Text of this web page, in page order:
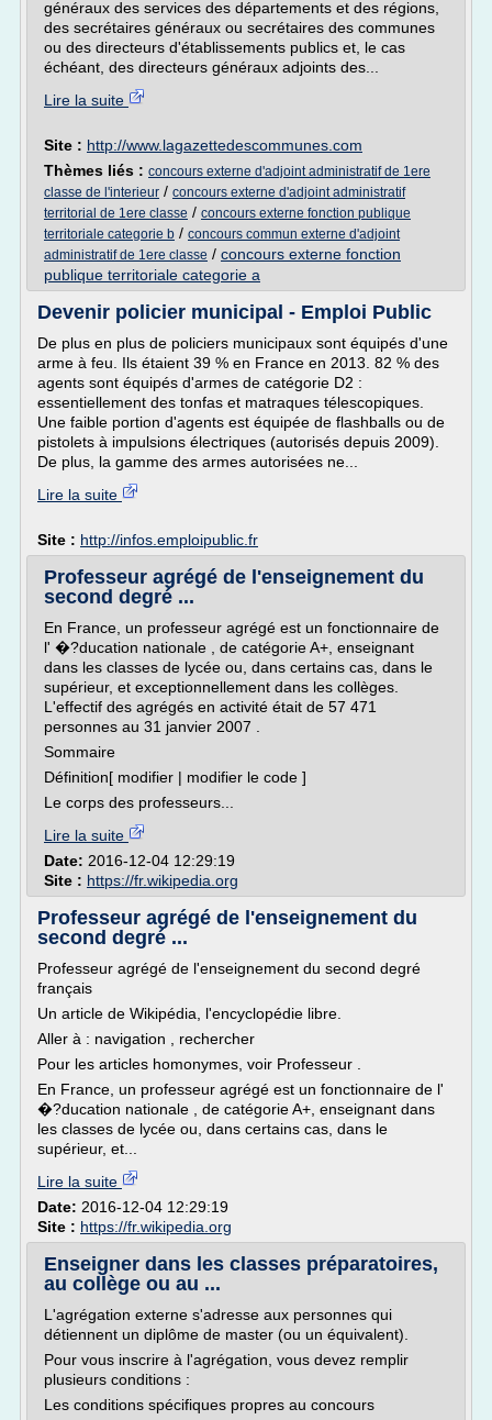
généraux des services des départements et des régions,
des secrétaires généraux ou secrétaires des communes
ou des directeurs d'établissements publics et, le cas
échéant, des directeurs généraux adjoints des...
Lire la suite
Site : http://www.lagazettedescommunes.com
Thèmes liés : concours externe d'adjoint administratif de 1ere
classe de l'interieur / concours externe d'adjoint administratif
territorial de 1ere classe / concours externe fonction publique
territoriale categorie b / concours commun externe d'adjoint
administratif de 1ere classe / concours externe fonction
publique territoriale categorie a
Devenir policier municipal - Emploi Public
De plus en plus de policiers municipaux sont équipés d'une
arme à feu. Ils étaient 39 % en France en 2013. 82 % des
agents sont équipés d'armes de catégorie D2 :
essentiellement des tonfas et matraques télescopiques.
Une faible portion d'agents est équipée de flashballs ou de
pistolets à impulsions électriques (autorisés depuis 2009).
De plus, la gamme des armes autorisées ne...
Lire la suite
Site : http://infos.emploipublic.fr
Professeur agrégé de l'enseignement du
second degré ...
En France, un professeur agrégé est un fonctionnaire de
l' �?ducation nationale , de catégorie A+, enseignant
dans les classes de lycée ou, dans certains cas, dans le
supérieur, et exceptionnellement dans les collèges.
L'effectif des agrégés en activité était de 57 471
personnes au 31 janvier 2007 .
Sommaire
Définition[ modifier | modifier le code ]
Le corps des professeurs...
Lire la suite
Date: 2016-12-04 12:29:19
Site : https://fr.wikipedia.org
Professeur agrégé de l'enseignement du
second degré ...
Professeur agrégé de l'enseignement du second degré
français
Un article de Wikipédia, l'encyclopédie libre.
Aller à : navigation , rechercher
Pour les articles homonymes, voir Professeur .
En France, un professeur agrégé est un fonctionnaire de l'
�?ducation nationale , de catégorie A+, enseignant dans
les classes de lycée ou, dans certains cas, dans le
supérieur, et...
Lire la suite
Date: 2016-12-04 12:29:19
Site : https://fr.wikipedia.org
Enseigner dans les classes préparatoires,
au collège ou au ...
L'agrégation externe s'adresse aux personnes qui
détiennent un diplôme de master (ou un équivalent).
Pour vous inscrire à l'agrégation, vous devez remplir
plusieurs conditions :
Les conditions spécifiques propres au concours